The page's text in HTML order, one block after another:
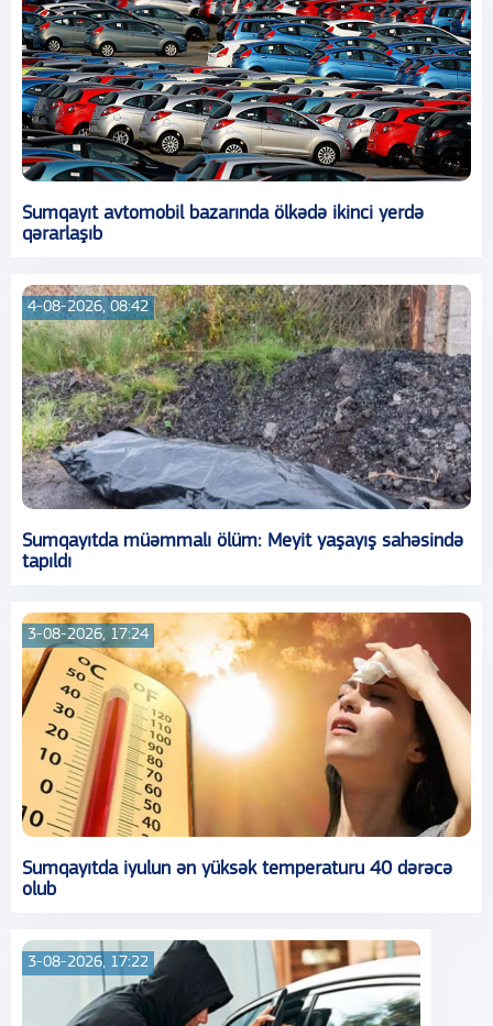
Sumqayıt avtomobil bazarında ölkədə ikinci yerdə
qərarlaşıb
4-08-2026, 08:42
Sumqayıtda müəmmalı ölüm: Meyit yaşayış sahəsində
tapıldı
3-08-2026, 17:24
Sumqayıtda iyulun ən yüksək temperaturu 40 dərəcə
olub
3-08-2026, 17:22